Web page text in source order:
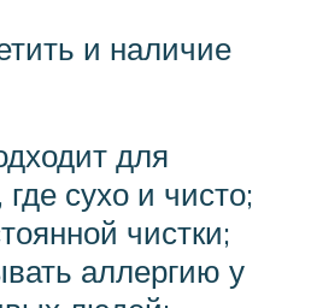
и наличие
для
сухо и чисто;
чистки;
аллергию у